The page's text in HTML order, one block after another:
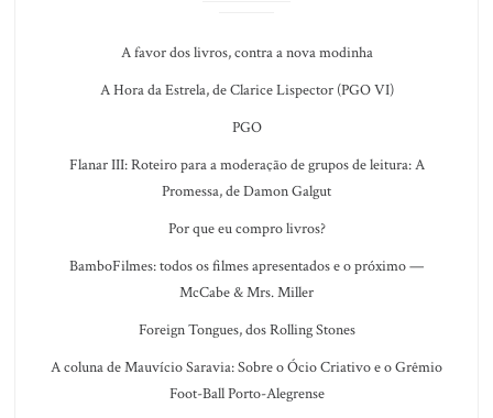
A favor dos livros, contra a nova modinha
A Hora da Estrela, de Clarice Lispector (PGO VI)
PGO
Flanar III: Roteiro para a moderação de grupos de leitura: A
Promessa, de Damon Galgut
Por que eu compro livros?
BamboFilmes: todos os filmes apresentados e o próximo —
McCabe & Mrs. Miller
Foreign Tongues, dos Rolling Stones
A coluna de Mauvício Saravia: Sobre o Ócio Criativo e o Grêmio
Foot-Ball Porto-Alegrense